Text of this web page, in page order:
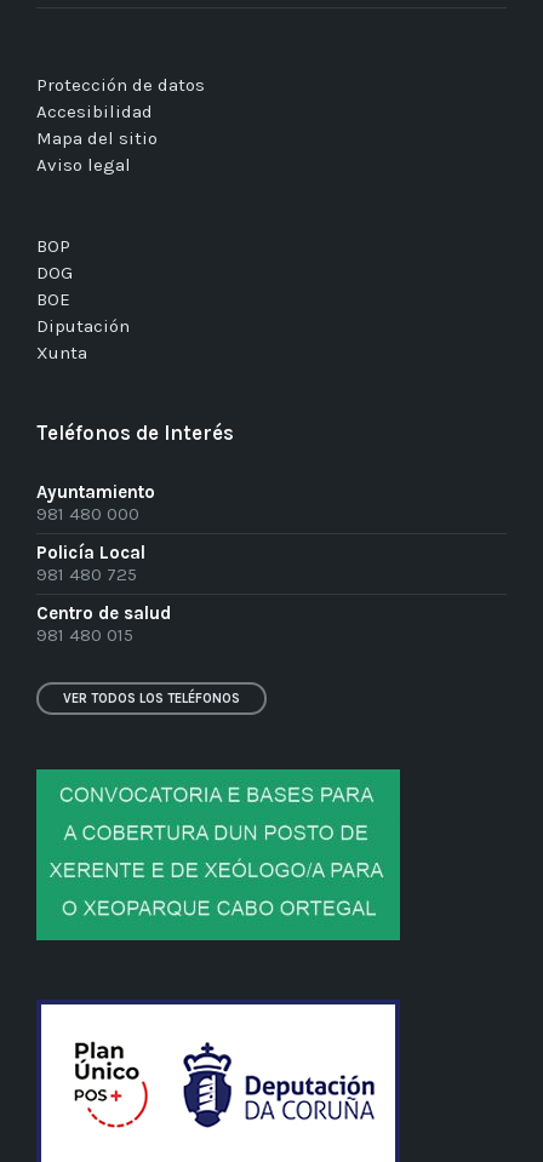
Protección de datos
Accesibilidad
Mapa del sitio
Aviso legal
BOP
DOG
BOE
Diputación
Xunta
Teléfonos de Interés
Ayuntamiento
981 480 000
Policía Local
981 480 725
Centro de salud
981 480 015
VER TODOS LOS TELÉFONOS